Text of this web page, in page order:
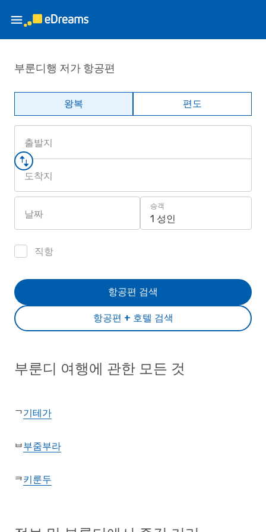
부룬디행 저가 항공편
왕복 편도
출발지
도착지
날짜
승객
1 성인
직항
항공편 + 호텔 검색
항공편 검색
부룬디 여행에 관한 모든 것
ᄀ기테가
ᄇ부줌부라
ᄏ키룬두